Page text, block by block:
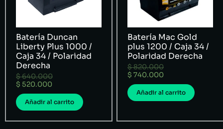
Batería Duncan
Liberty Plus 1000 /
Caja 34 / Polaridad
Derecha
$640.000
$ 520.000
Añadir al carrito
Batería Mac Gold
plus 1200 / Caja 34 /
Polaridad Derecha
$820.000
$ 740.000
Añadir al carrito